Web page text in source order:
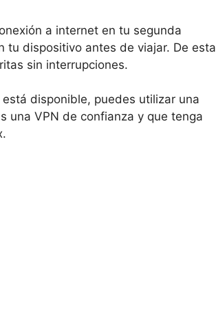
a internet en tu segunda
tu dispositivo antes de viajar. De esta
sin interrupciones.
disponible, puedes utilizar una
una VPN de confianza y que tenga